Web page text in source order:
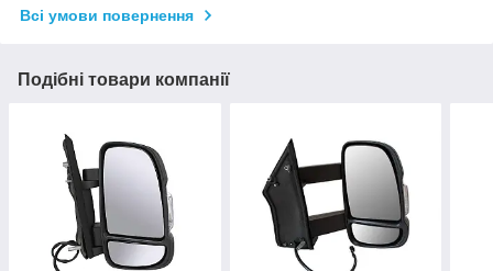
Всі умови повернення
Подібні товари компанії